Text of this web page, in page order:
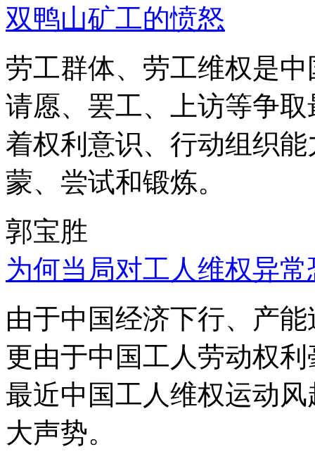
双鸭山矿工的愤怒
劳工群体、劳工维权是
请愿、罢工、上访等争
着权利意识、行动组织
蒙、尝试和锻炼。
郭宝胜
为何当局对工人维权异
由于中国经济下行、产
更由于中国工人劳动权
最近中国工人维权运动
大声势。